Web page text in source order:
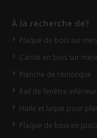
À la recherche de?
Plaque de bois sur
Caisse en bois sur
Planche de remorque
Rail de fenêtre
Huile et laque pour
Plaque de bois en